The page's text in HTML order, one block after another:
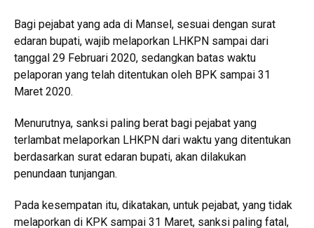
Bagi pejabat yang ada di Mansel, sesuai dengan surat
edaran bupati, wajib melaporkan LHKPN sampai dari
tanggal 29 Februari 2020, sedangkan batas waktu
pelaporan yang telah ditentukan oleh BPK sampai 31
Maret 2020.
Menurutnya, sanksi paling berat bagi pejabat yang
terlambat melaporkan LHKPN dari waktu yang ditentukan
berdasarkan surat edaran bupati, akan dilakukan
penundaan tunjangan.
Pada kesempatan itu, dikatakan, untuk pejabat, yang tidak
melaporkan di KPK sampai 31 Maret, sanksi paling fatal,